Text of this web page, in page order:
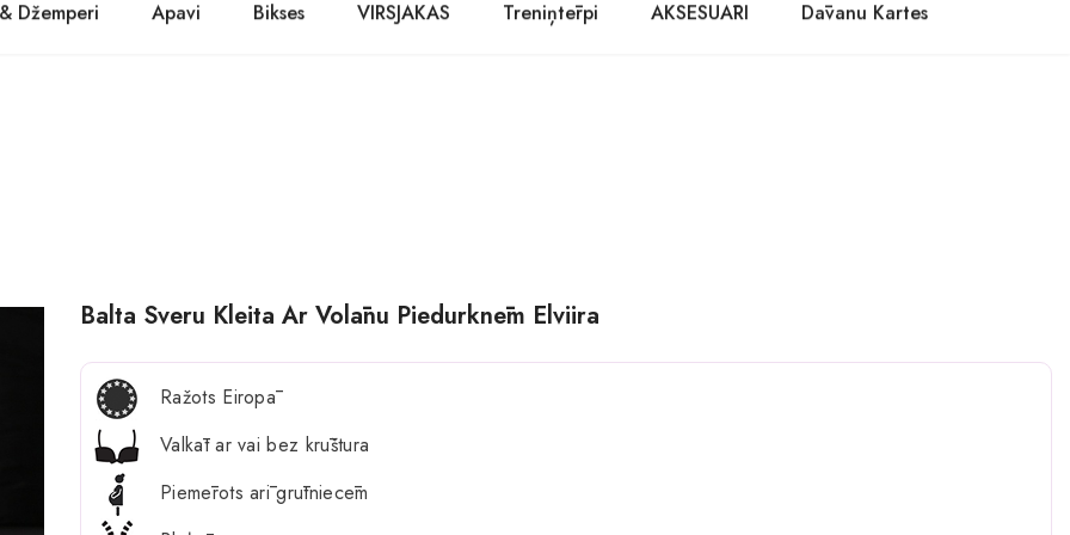
PASŪTĪT TŪLĪT! Prece tiks piegādāta 1-3 dienu laikā.
Džemperi Apavi Bikses VIRSJAKAS Treniņtērpi AKSESUĀRI Dāvanu Kartes
Balta Sveru Kleita Ar Volānu Piedurknēm Elviira
Ražots Eiropā
Valkāt ar vai bez krūštura
Piemērots arī grūtniecēm